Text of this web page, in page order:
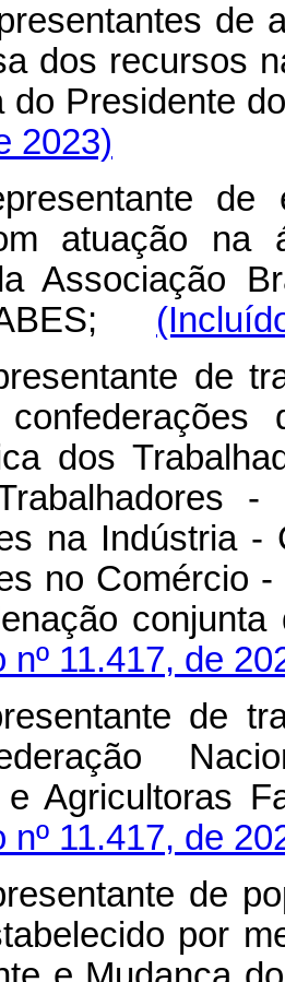
de
dos recursos
do
2023)
de
atuação na
Associação
ABES;
de
dos
-
na Indústria -
no Comércio
nº 11.417, de
de
e
nº 11.417, de
de
por